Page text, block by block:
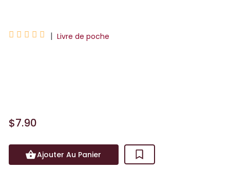
     | Livre de poche
$7.90
Ajouter Au Panier